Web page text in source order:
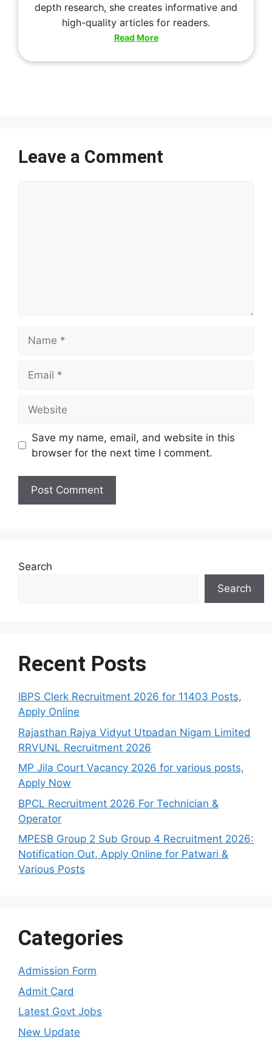
depth research, she creates informative and
high-quality articles for readers.
Read More
Leave a Comment
Save my name, email, and website in this
browser for the next time I comment.
Search
Search
Recent Posts
IBPS Clerk Recruitment 2026 for 11403 Posts,
Apply Online
Rajasthan Rajya Vidyut Utpadan Nigam Limited
RRVUNL Recruitment 2026
MP Jila Court Vacancy 2026 for various posts,
Apply Now
BPCL Recruitment 2026 For Technician &
Operator
MPESB Group 2 Sub Group 4 Recruitment 2026:
Notification Out, Apply Online for Patwari &
Various Posts
Categories
Admission Form
Admit Card
Latest Govt Jobs
New Update